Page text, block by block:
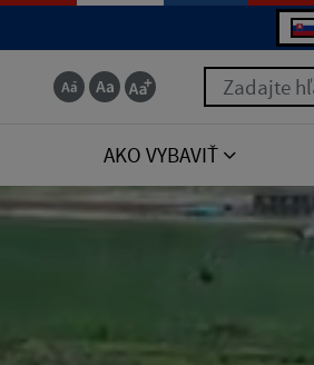
Zadajte
AKO VYBAVIŤ